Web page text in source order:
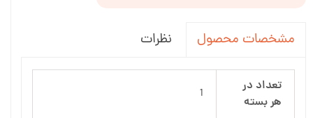
مشخصات محصول نظرات
تعداد در
هر بسته
1